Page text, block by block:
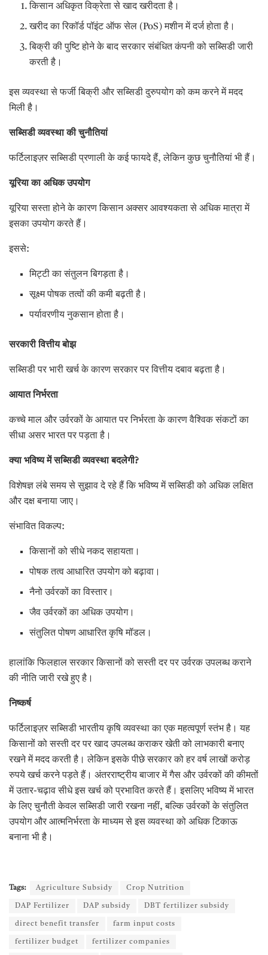
किसान अधिकृत विक्रेता से खाद खरीदता है।
खरीद का रिकॉर्ड पॉइंट ऑफ सेल (PoS) मशीन में दर्ज होता है।
बिक्री की पुष्टि होने के बाद सरकार संबंधित कंपनी को सब्सिडी जारी
करती है।
इस व्यवस्था से फर्जी बिक्री और सब्सिडी दुरुपयोग को कम करने में मदद
मिली है।
सब्सिडी व्यवस्था की चुनौतियां
फर्टिलाइज़र सब्सिडी प्रणाली के कई फायदे हैं, लेकिन कुछ चुनौतियां भी हैं।
यूरिया का अधिक उपयोग
यूरिया सस्ता होने के कारण किसान अक्सर आवश्यकता से अधिक मात्रा में
इसका उपयोग करते हैं।
इससे:
मिट्टी का संतुलन बिगड़ता है।
सूक्ष्म पोषक तत्वों की कमी बढ़ती है।
पर्यावरणीय नुकसान होता है।
सरकारी वित्तीय बोझ
सब्सिडी पर भारी खर्च के कारण सरकार पर वित्तीय दबाव बढ़ता है।
आयात निर्भरता
कच्चे माल और उर्वरकों के आयात पर निर्भरता के कारण वैश्विक संकटों का
सीधा असर भारत पर पड़ता है।
क्या भविष्य में सब्सिडी व्यवस्था बदलेगी?
विशेषज्ञ लंबे समय से सुझाव दे रहे हैं कि भविष्य में सब्सिडी को अधिक लक्षित
और दक्ष बनाया जाए।
संभावित विकल्प:
किसानों को सीधे नकद सहायता।
पोषक तत्व आधारित उपयोग को बढ़ावा।
नैनो उर्वरकों का विस्तार।
जैव उर्वरकों का अधिक उपयोग।
संतुलित पोषण आधारित कृषि मॉडल।
हालांकि फिलहाल सरकार किसानों को सस्ती दर पर उर्वरक उपलब्ध कराने
की नीति जारी रखे हुए है।
निष्कर्ष
फर्टिलाइज़र सब्सिडी भारतीय कृषि व्यवस्था का एक महत्वपूर्ण स्तंभ है। यह
किसानों को सस्ती दर पर खाद उपलब्ध कराकर खेती को लाभकारी बनाए
रखने में मदद करती है। लेकिन इसके पीछे सरकार को हर वर्ष लाखों करोड़
रुपये खर्च करने पड़ते हैं। अंतरराष्ट्रीय बाजार में गैस और उर्वरकों की कीमतों
में उतार-चढ़ाव सीधे इस खर्च को प्रभावित करते हैं। इसलिए भविष्य में भारत
के लिए चुनौती केवल सब्सिडी जारी रखना नहीं, बल्कि उर्वरकों के संतुलित
उपयोग और आत्मनिर्भरता के माध्यम से इस व्यवस्था को अधिक टिकाऊ
बनाना भी है।
Tags: Agriculture Subsidy Crop Nutrition
DAP Fertilizer DAP subsidy DBT fertilizer subsidy
direct benefit transfer farm input costs
fertilizer budget fertilizer companies